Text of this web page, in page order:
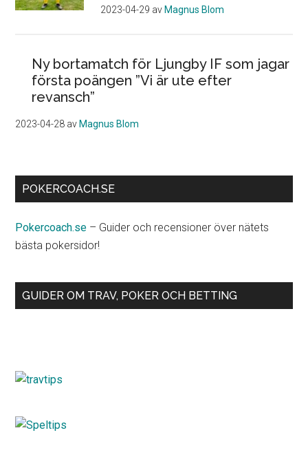
2023-04-29 av Magnus Blom
Ny bortamatch för Ljungby IF som jagar
första poängen ”Vi är ute efter
revansch”
2023-04-28 av Magnus Blom
POKERCOACH.SE
Pokercoach.se – Guider och recensioner över nätets
bästa pokersidor!
GUIDER OM TRAV, POKER OCH BETTING